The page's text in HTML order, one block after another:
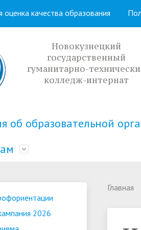
оценка качества образования
Новокузнецкий
государственный
гуманитарно-
колледж-интернат
об образовательной
сведения
профориентации
паспорт
частьдня
информация
2026
Главная